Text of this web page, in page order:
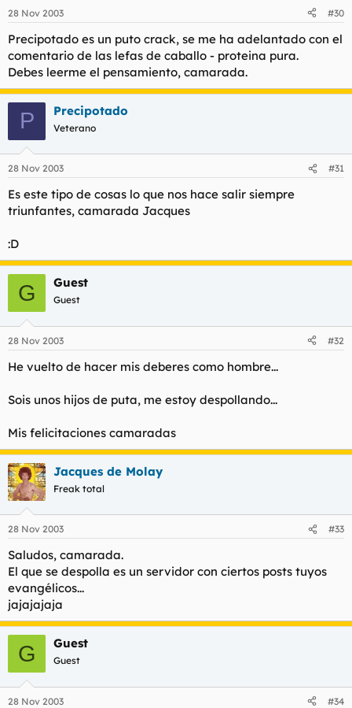
28 Nov 2003 #30
Precipotado es un puto crack, se me ha adelantado con el
comentario de las lefas de caballo - proteina pura.
Debes leerme el pensamiento, camarada.
P Precipotado
Veterano
28 Nov 2003 #31
Es este tipo de cosas lo que nos hace salir siempre
triunfantes, camarada Jacques
:D
G Guest
Guest
28 Nov 2003 #32
He vuelto de hacer mis deberes como hombre...
Sois unos hijos de puta, me estoy despollando...
Mis felicitaciones camaradas
Jacques de Molay
Freak total
28 Nov 2003 #33
Saludos, camarada.
El que se despolla es un servidor con ciertos posts tuyos
evangélicos...
jajajajaja
G Guest
Guest
28 Nov 2003 #34